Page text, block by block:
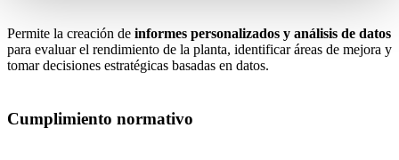
Permite la creación de informes personalizados y análisis de datos
para evaluar el rendimiento de la planta, identificar áreas de mejora y
tomar decisiones estratégicas basadas en datos.
Cumplimiento normativo